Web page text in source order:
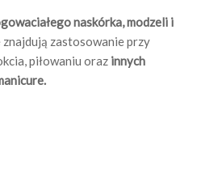
naskórka, modzeli i
znajdują zastosowanie przy
piłowaniu oraz innych